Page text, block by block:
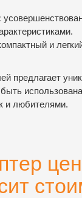
и
предлагает
и любителями.